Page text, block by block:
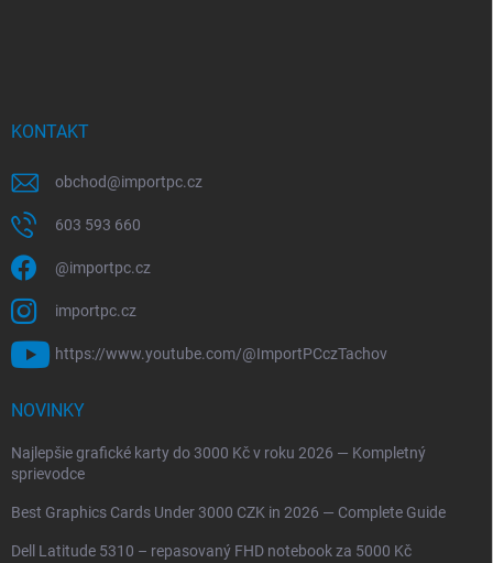
KONTAKT
obchod@importpc.cz
603 593 660
@importpc.cz
importpc.cz
https://www.youtube.com/@ImportPCczTachov
NOVINKY
Najlepšie grafické karty do 3000 Kč v roku 2026 — Kompletný
sprievodce
Best Graphics Cards Under 3000 CZK in 2026 — Complete Guide
Dell Latitude 5310 – repasovaný FHD notebook za 5000 Kč